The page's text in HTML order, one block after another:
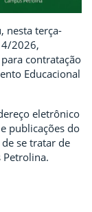
nesta terça-
2026,
contratação
Educacional
eletrônico
publicações do
se tratar de
Petrolina.